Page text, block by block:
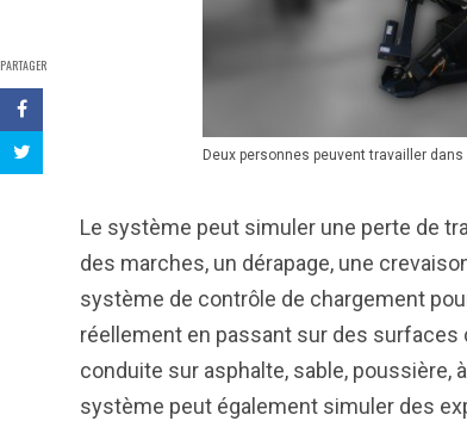
PARTAGER
Deux personnes peuvent travailler
Le système peut simuler une perte de
des marches, un dérapage, une
système de contrôle de chargement
réellement en passant sur des surfaces
conduite sur asphalte, sable, poussière,
système peut également simuler des